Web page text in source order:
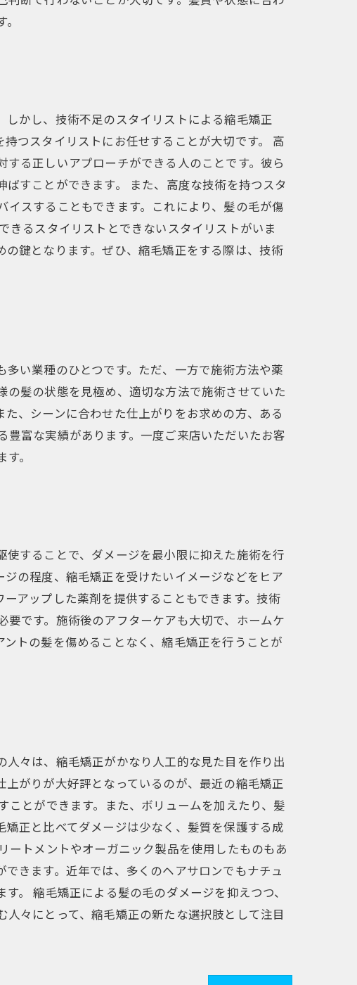
かし、技術不足のスタイリストによる縮毛矯正
つスタイリストにお任せすることが大切です。 高
る正しいアプローチができる人のことです。彼ら
すことができます。 また、高度な技術を持つスタ
スすることもできます。これにより、髪の毛が傷
きるスタイリストとできないスタイリストがいま
鍵となります。ぜひ、縮毛矯正をする際は、技術
い業種のひとつです。ただ、一方で施術方法や薬
髪の状態を見極め、適切な方法で施術させていた
、シーンに合わせた仕上がりをお求めの方、ある
富な実績があります。一度ご来店いただいたお客
。
することで、ダメージを最小限に抑えた施術を行
の程度、縮毛矯正を受けたいイメージなどをヒア
アップした薬剤を提供することもできます。技術
です。施術後のアフターケアも大切で、ホームケ
トの髪を傷めることなく、縮毛矯正を行うことが
々は、縮毛矯正がかなり人工的な見た目を作り出
がりが大好評となっているのが、最近の縮毛矯正
とができます。また、ボリュームを加えたり、髪
正と比べてダメージは少なく、髪質を保護する成
トメントやオーガニック製品を使用したものもあ
きます。近年では、多くのヘアサロンでもナチュ
。 縮毛矯正による髪の毛のダメージを抑えつつ、
々にとって、縮毛矯正の新たな選択肢として注目